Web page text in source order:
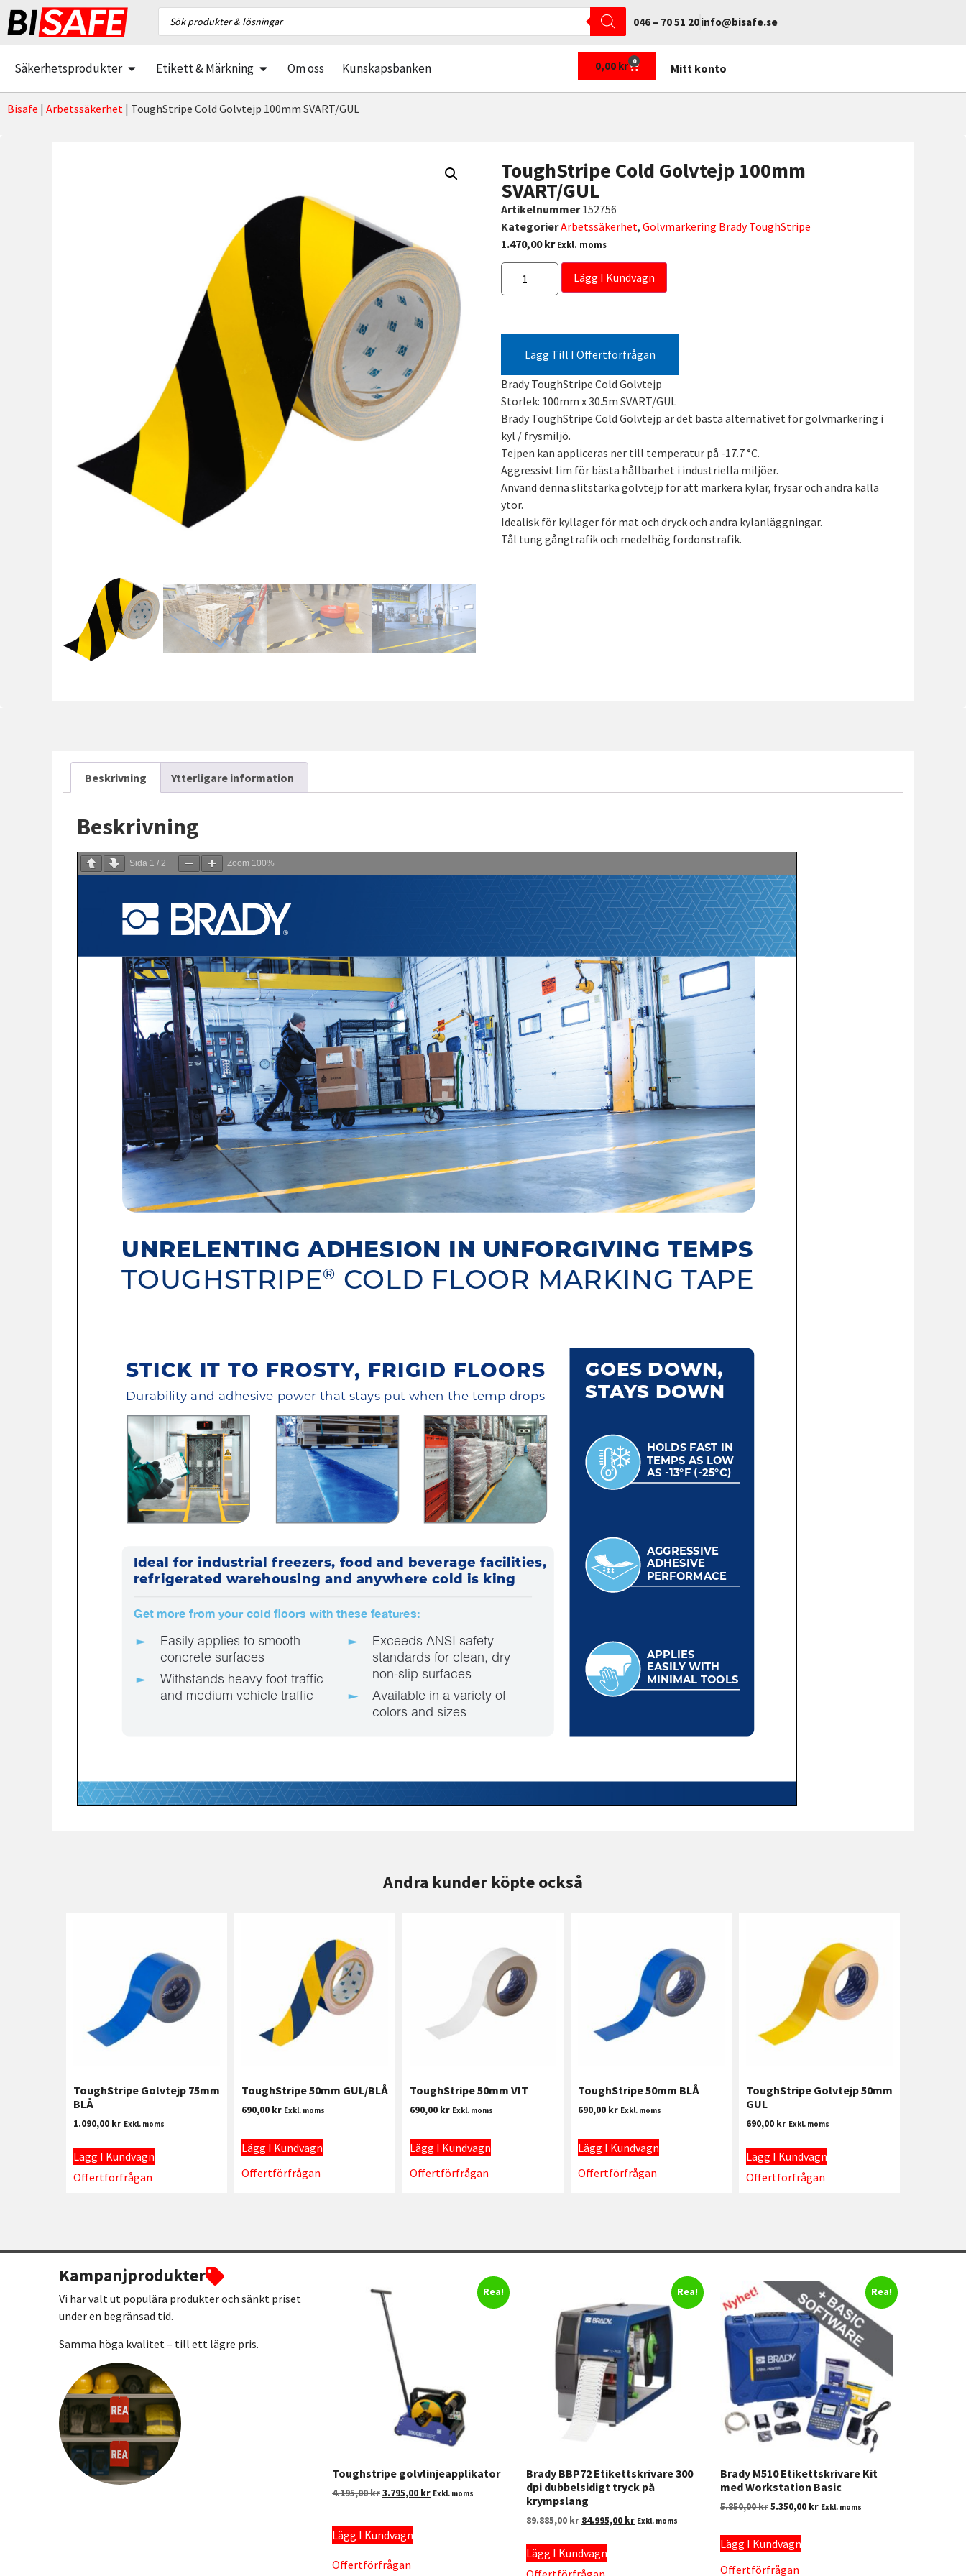
046 – 70 51 20info@bisafe.se
Säkerhetsprodukter Etikett & Märkning Om oss Kunskapsbanken 0,00 kr 0
Mitt konto
Bisafe | Arbetssäkerhet | ToughStripe Cold Golvtejp 100mm SVART/GUL
ToughStripe Cold Golvtejp 100mm
SVART/GUL
Artikelnummer152756
KategorierArbetssäkerhet, Golvmarkering Brady ToughStripe
1.470,00kr Exkl. moms
Lägg I Kundvagn
Lägg Till I Offertförfrågan
Brady ToughStripe Cold Golvtejp
Storlek: 100mm x 30.5m SVART/GUL
Brady ToughStripe Cold Golvtejp är det bästa alternativet för golvmarkering i
kyl / frysmiljö.
Tejpen kan appliceras ner till temperatur på -17.7 °C.
Aggressivt lim för bästa hållbarhet i industriella miljöer.
Använd denna slitstarka golvtejp för att markera kylar, frysar och andra kalla
ytor.
Idealisk för kyllager för mat och dryck och andra kylanläggningar.
Tål tung gångtrafik och medelhög fordonstrafik.
Beskrivning Ytterligare information
Beskrivning
Sida 1 / 2 Zoom 100%
Andra kunder köpte också
ToughStripe Golvtejp 75mm
BLÅ
1.090,00 kr Exkl. moms
Lägg I Kundvagn
Offertförfrågan
ToughStripe 50mm GUL/BLÅ
690,00 kr Exkl. moms
Lägg I Kundvagn
Offertförfrågan
ToughStripe 50mm VIT
690,00 kr Exkl. moms
Lägg I Kundvagn
Offertförfrågan
ToughStripe 50mm BLÅ
690,00 kr Exkl. moms
Lägg I Kundvagn
Offertförfrågan
ToughStripe Golvtejp 50mm
GUL
690,00 kr Exkl. moms
Lägg I Kundvagn
Offertförfrågan
Kampanjprodukter
Vi har valt ut populära produkter och sänkt priset
under en begränsad tid.
Samma höga kvalitet – till ett lägre pris.
Rea!
Toughstripe golvlinjeapplikator
4.195,00kr3.795,00 kr Exkl. moms
Lägg I Kundvagn
Offertförfrågan
Rea!
Brady BBP72 Etikettskrivare 300
dpi dubbelsidigt tryck på
krympslang
89.885,00kr 84.995,00 kr Exkl. moms
Lägg I Kundvagn
Rea!
Brady M510 Etikettskrivare Kit
med Workstation Basic
5.850,00kr5.350,00 kr Exkl. moms
Lägg I Kundvagn
Offertförfrågan